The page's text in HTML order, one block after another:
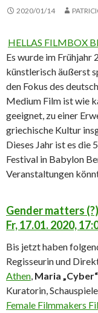
2020/01/14
HELLAS FILMBOX
Es wurde im Frühjahr
künstlerisch äußerst
den Fokus des
Medium Film ist wie
geeignet, zu einer
griechische Kultur
Dieses Jahr ist es die
Festival in Babylon
Veranstaltungen
Gender matters
Fr, 17.01. 2020,
Bis jetzt haben
Regisseurin und
Athen, Maria
Kuratorin,
Female Filmmakers